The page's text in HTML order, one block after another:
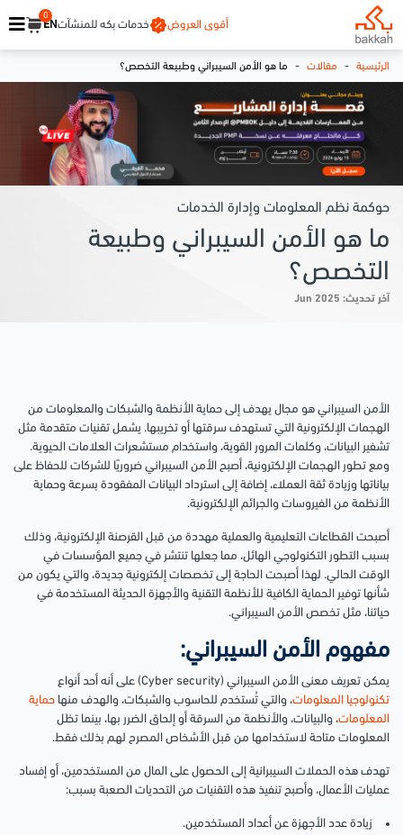
أقوى العروض خدمات بكه للمنشآتEN
0
الرئيسية - مقالات - ما هو الأمن السيبراني وطبيعة التخصص؟
حوكمة نظم المعلومات وإدارة الخدمات
ما هو الأمن السيبراني وطبيعة
التخصص؟
آخر تحديث: Jun 2025
الأمن السيبراني هو مجال يهدف إلى حماية الأنظمة والشبكات والمعلومات من
الهجمات الإلكترونية التي تستهدف سرقتها أو تخريبها. يشمل تقنيات متقدمة مثل
تشفير البيانات، وكلمات المرور القوية، واستخدام مستشعرات العلامات الحيوية.
ومع تطور الهجمات الإلكترونية، أصبح الأمن السيبراني ضروريًا للشركات للحفاظ على
بياناتها وزيادة ثقة العملاء، إضافة إلى استرداد البيانات المفقودة بسرعة وحماية
الأنظمة من الفيروسات والجرائم الإلكترونية.
أصبحت القطاعات التعليمية والعملية مهددة من قبل القرصنة الإلكترونية، وذلك
بسبب التطور التكنولوجي الهائل، مما جعلها تنتشر في جميع المؤسسات في
الوقت الحالي. لهذا أصبحت الحاجة إلى تخصصات إلكترونية جديدة، والتي يكون من
شأنها توفير الحماية الكافية للأنظمة التقنية والأجهزة الحديثة المستخدمة في
حياتنا، مثل تخصص الأمن السيبراني.
مفهوم الأمن السيبراني:
يمكن تعريف معنى الأمن السيبراني (Cyber security) على أنه أحد أنواع
تكنولوجيا المعلومات، والتي تُستخدم للحاسوب والشبكات، والهدف منها حماية
المعلومات، والبيانات، والأنظمة من السرقة أو إلحاق الضرر بها، بينما تظل
المعلومات متاحة لاستخدامها من قبل الأشخاص المصرح لهم بذلك فقط.
تهدف هذه الحملات السيبرانية إلى الحصول على المال من المستخدمين، أو إفساد
عمليات الأعمال، وأصبح تنفيذ هذه التقنيات من التحديات الصعبة بسبب:
زيادة عدد الأجهزة عن أعداد المستخدمين.